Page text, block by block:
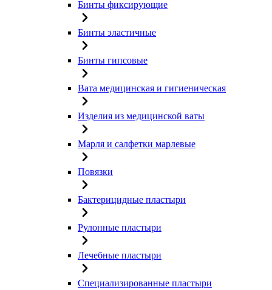
Бинты фиксирующие
Бинты эластичные
Бинты гипсовые
Вата медицинская и гигиеническая
Изделия из медицинской ваты
Марля и салфетки марлевые
Повязки
Бактерицидные пластыри
Рулонные пластыри
Лечебные пластыри
Специализированные пластыри